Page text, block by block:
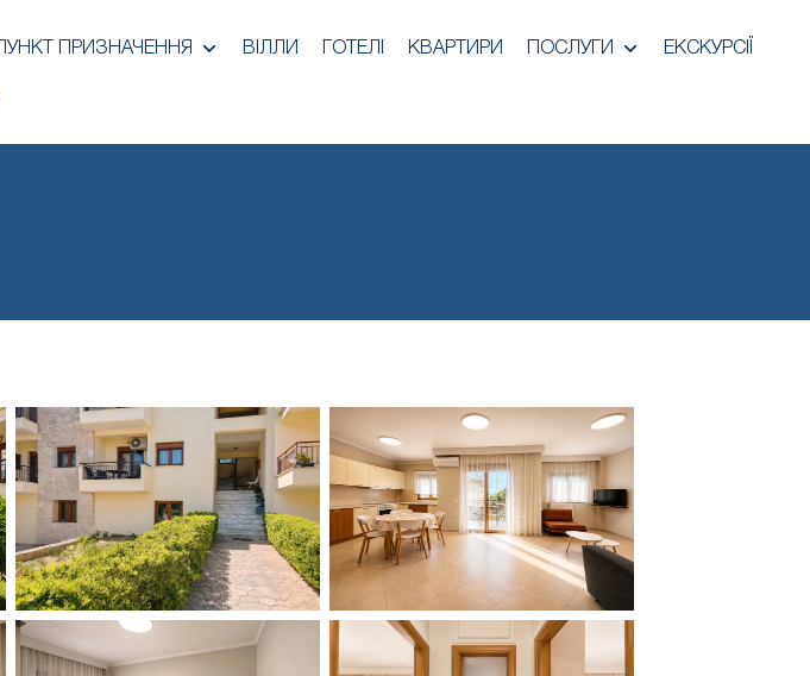
ПУНКТ ПРИЗНАЧЕННЯ ВІЛЛИ ГОТЕЛІ КВАРТИРИ ПОСЛУГИ ЕКСКУРСІЇ